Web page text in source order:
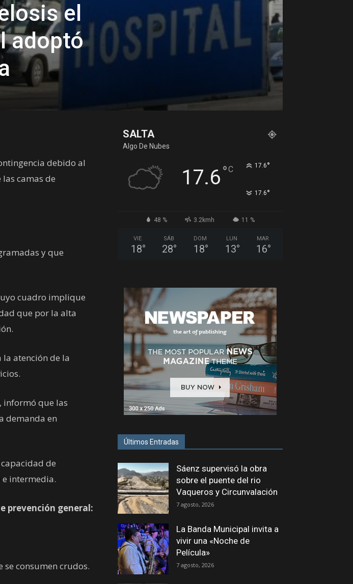
el
adoptó
debido al
camas de
y que
cuadro implique
que por la alta
atención de la
informó que las
demanda en
de
intermedia.
prevención general:
consumen crudos.
SALTA
Algo De Nubes
17.6°C 17.6°
17.6°
48 % 3.2kmh 11 %
VIE
18°
SÁB
28°
DOM
18°
LUN
13°
MAR
16°
Últimos Entradas
Sáenz supervisó la obra
sobre el puente del rio
Vaqueros y Circunvalación
7 agosto, 2026
La Banda Municipal invita a
vivir una «Noche de
Película»
7 agosto, 2026